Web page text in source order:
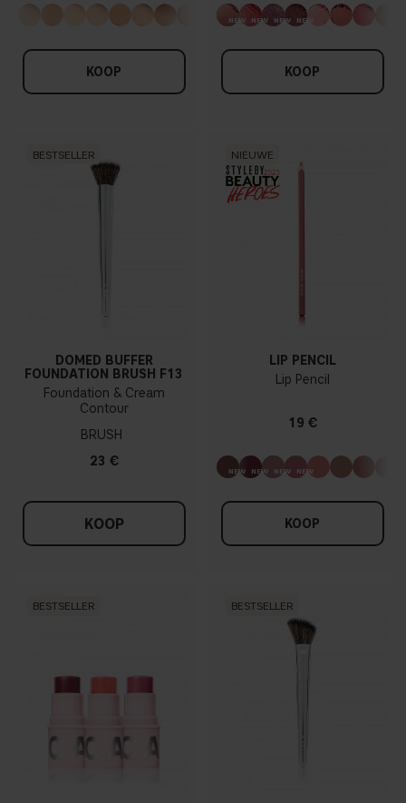
KOOP KOOP
BESTSELLER
DOMED BUFFER
FOUNDATION BRUSH F13
Foundation & Cream
Contour
BRUSH
23 €
KOOP
NIEUWE
LIP PENCIL
Lip Pencil
19 €
KOOP
BESTSELLER BESTSELLER